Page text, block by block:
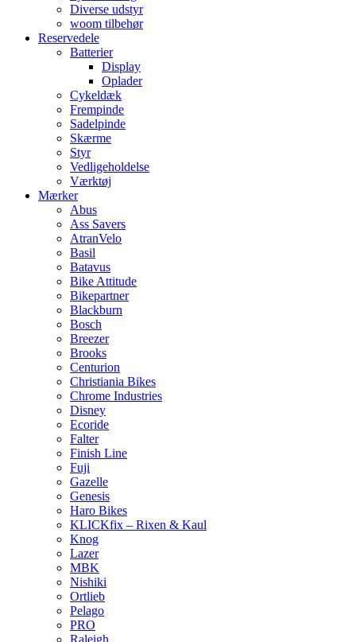
Diverse udstyr
woom tilbehør
Reservedele
Batterier
Display
Oplader
Cykeldæk
Frempinde
Sadelpinde
Skærme
Styr
Vedligeholdelse
Værktøj
Mærker
Abus
Ass Savers
AtranVelo
Basil
Batavus
Bike Attitude
Bikepartner
Blackburn
Bosch
Breezer
Brooks
Centurion
Christiania Bikes
Chrome Industries
Disney
Ecoride
Falter
Finish Line
Fuji
Gazelle
Genesis
Haro Bikes
KLICKfix – Rixen & Kaul
Knog
Lazer
MBK
Nishiki
Ortlieb
Pelago
PRO
Raleigh